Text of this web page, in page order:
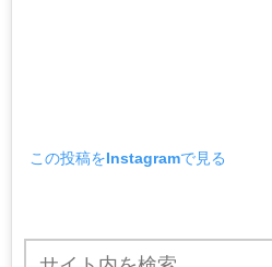
この投稿をInstagramで見る